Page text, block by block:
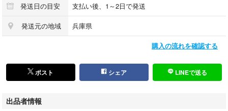
発送日の目安 支払い後、1～2日で発送
発送元の地域 兵庫県
購入の流れを確認する
ポスト シェア LINEで送る
出品者情報